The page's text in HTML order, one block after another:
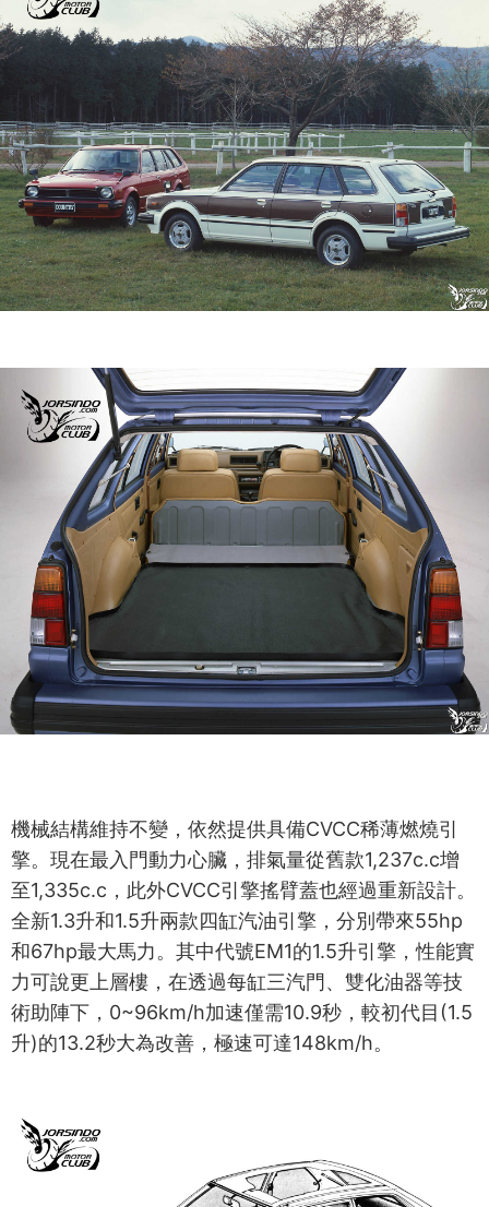
機械結構維持不變，依然提供具備CVCC稀薄燃燒引
擎。現在最入門動力心臟，排氣量從舊款1,237c.c增
至1,335c.c，此外CVCC引擎搖臂蓋也經過重新設計。
全新1.3升和1.5升兩款四缸汽油引擎，分別帶來55hp
和67hp最大馬力。其中代號EM1的1.5升引擎，性能實
力可說更上層樓，在透過每缸三汽門、雙化油器等技
術助陣下，0~96km/h加速僅需10.9秒，較初代目(1.5
升)的13.2秒大為改善，極速可達148km/h。